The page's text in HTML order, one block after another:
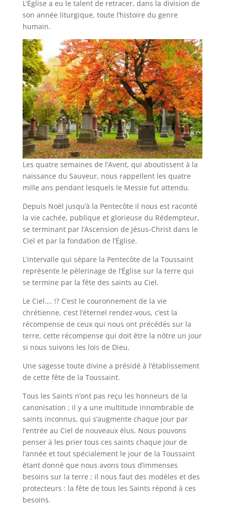
L’Église a eu le talent de retracer, dans la division de
son année liturgique, toute l’histoire du genre
humain.
Les quatre semaines de l’Avent, qui aboutissent à la
naissance du Sauveur, nous rappellent les quatre
mille ans pendant lesquels le Messie fut attendu.
Depuis Noël jusqu’à la Pentecôte il nous est raconté
la vie cachée, publique et glorieuse du Rédempteur,
se terminant par l’Ascension de Jésus-Christ dans le
Ciel et par la fondation de l’Église.
L’intervalle qui sépare la Pentecôte de la Toussaint
représente le pèlerinage de l’Église sur la terre qui
se termine par la fête des saints au Ciel.
Le Ciel…. !? C’est le couronnement de la vie
chrétienne, c’est l’éternel rendez-vous, c’est la
récompense de ceux qui nous ont précédés sur la
terre, cette récompense qui doit être la nôtre un jour
si nous suivons les lois de Dieu.
Une sagesse toute divine a présidé à l’établissement
de cette fête de la Toussaint.
Tous les Saints n’ont pas reçu les honneurs de la
canonisation ; il y a une multitude innombrable de
saints inconnus, qui s’augmente chaque jour par
l’entrée au Ciel de nouveaux élus. Nous pouvons
penser à les prier tous ces saints chaque jour de
l’année et tout spécialement le jour de la Toussaint
étant donné que nous avons tous d’immenses
besoins sur la terre ; il nous faut des modèles et des
protecteurs : la fête de tous les Saints répond à ces
besoins.